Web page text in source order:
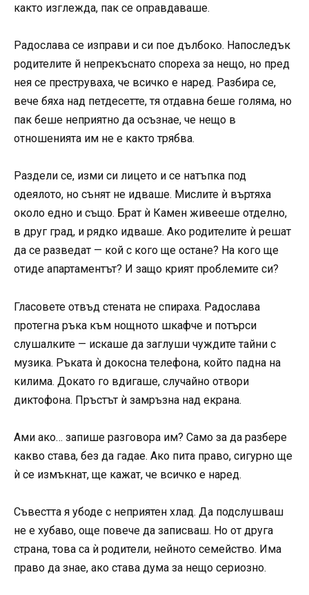
както изглежда, пак се оправдаваше.
Радослава се изправи и си пое дълбоко. Напоследък
родителите й непрекъснато спореха за нещо, но пред
нея се преструваха, че всичко е наред. Разбира се,
вече бяха над петдесетте, тя отдавна беше голяма, но
пак беше неприятно да осъзнае, че нещо в
отношенията им не е както трябва.
Раздели се, изми си лицето и се натъпка под
одеялото, но сънят не идваше. Мислите ѝ въртяха
около едно и също. Брат ѝ Камен живееше отделно,
в друг град, и рядко идваше. Ако родителите ѝ решат
да се разведат — кой с кого ще остане? На кого ще
отиде апартаментът? И защо крият проблемите си?
Гласовете отвъд стената не спираха. Радослава
протегна ръка към нощното шкафче и потърси
слушалките — искаше да заглуши чуждите тайни с
музика. Ръката ѝ докосна телефона, който падна на
килима. Докато го вдигаше, случайно отвори
диктофона. Пръстът ѝ замръзна над екрана.
Ами ако… запише разговора им? Само за да разбере
какво става, без да гадае. Ако пита право, сигурно ще
ѝ се измъкнат, ще кажат, че всичко е наред.
Съвестта я убоде с неприятен хлад. Да подслушваш
не е хубаво, още повече да записваш. Но от друга
страна, това са ѝ родители, нейното семейство. Има
право да знае, ако става дума за нещо сериозно.